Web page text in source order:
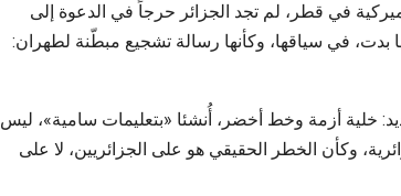
الأميركية في قطر، لم تجد الجزائر حرجاً في الدعوة إلى
في سياقها، وكأنها رسالة تشجيع مبطّنة لطهران:
خلية أزمة وخط أخضر، أُنشئا «بتعليمات سامية»، ليس
وكأن الخطر الحقيقي هو على الجزائريين، لا على